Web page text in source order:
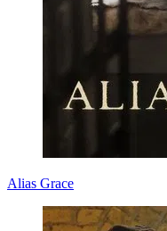
Alias Grace